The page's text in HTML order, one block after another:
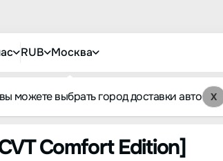
RUB Москва
можете выбрать город доставки авто X
Comfort Edition
Comfort Edition]